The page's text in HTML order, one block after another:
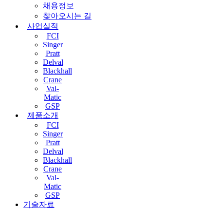
채용정보
찾아오시는 길
사업실적
FCI
Singer
Pratt
Delval
Blackhall
Crane
Val-
Matic
GSP
제품소개
FCI
Singer
Pratt
Delval
Blackhall
Crane
Val-
Matic
GSP
기술자료